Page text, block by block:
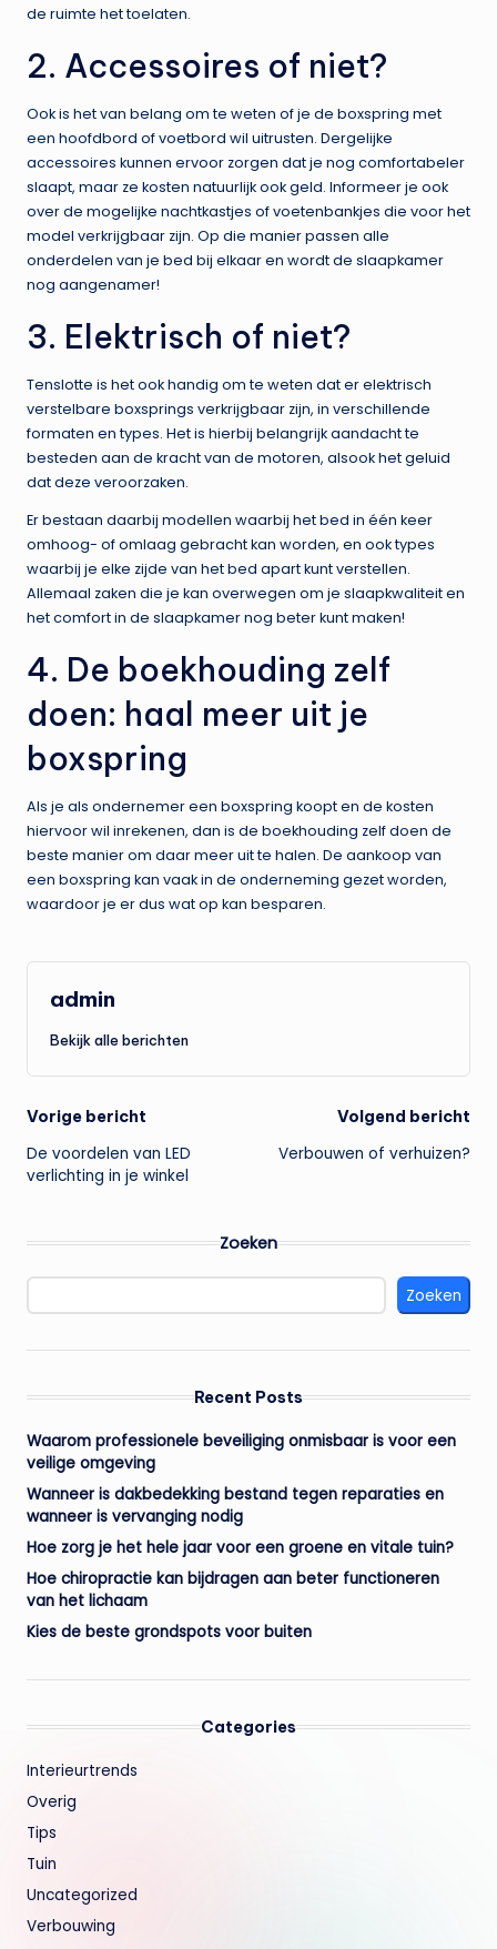
de ruimte het toelaten.
2. Accessoires of niet?
Ook is het van belang om te weten of je de boxspring met
een hoofdbord of voetbord wil uitrusten. Dergelijke
accessoires kunnen ervoor zorgen dat je nog comfortabeler
slaapt, maar ze kosten natuurlijk ook geld. Informeer je ook
over de mogelijke nachtkastjes of voetenbankjes die voor het
model verkrijgbaar zijn. Op die manier passen alle
onderdelen van je bed bij elkaar en wordt de slaapkamer
nog aangenamer!
3. Elektrisch of niet?
Tenslotte is het ook handig om te weten dat er elektrisch
verstelbare boxsprings verkrijgbaar zijn, in verschillende
formaten en types. Het is hierbij belangrijk aandacht te
besteden aan de kracht van de motoren, alsook het geluid
dat deze veroorzaken.
Er bestaan daarbij modellen waarbij het bed in één keer
omhoog- of omlaag gebracht kan worden, en ook types
waarbij je elke zijde van het bed apart kunt verstellen.
Allemaal zaken die je kan overwegen om je slaapkwaliteit en
het comfort in de slaapkamer nog beter kunt maken!
4. De boekhouding zelf
doen: haal meer uit je
boxspring
Als je als ondernemer een boxspring koopt en de kosten
hiervoor wil inrekenen, dan is de boekhouding zelf doen de
beste manier om daar meer uit te halen. De aankoop van
een boxspring kan vaak in de onderneming gezet worden,
waardoor je er dus wat op kan besparen.
admin
Bekijk alle berichten
Bericht
navigatie
Vorige bericht
De voordelen van LED
verlichting in je winkel
Volgend bericht
Verbouwen of verhuizen?
Zoeken
Zoeken
Recent Posts
Waarom professionele beveiliging onmisbaar is voor een
veilige omgeving
Wanneer is dakbedekking bestand tegen reparaties en
wanneer is vervanging nodig
Hoe zorg je het hele jaar voor een groene en vitale tuin?
Hoe chiropractie kan bijdragen aan beter functioneren
van het lichaam
Kies de beste grondspots voor buiten
Categories
Interieurtrends
Overig
Tips
Tuin
Uncategorized
Verbouwing